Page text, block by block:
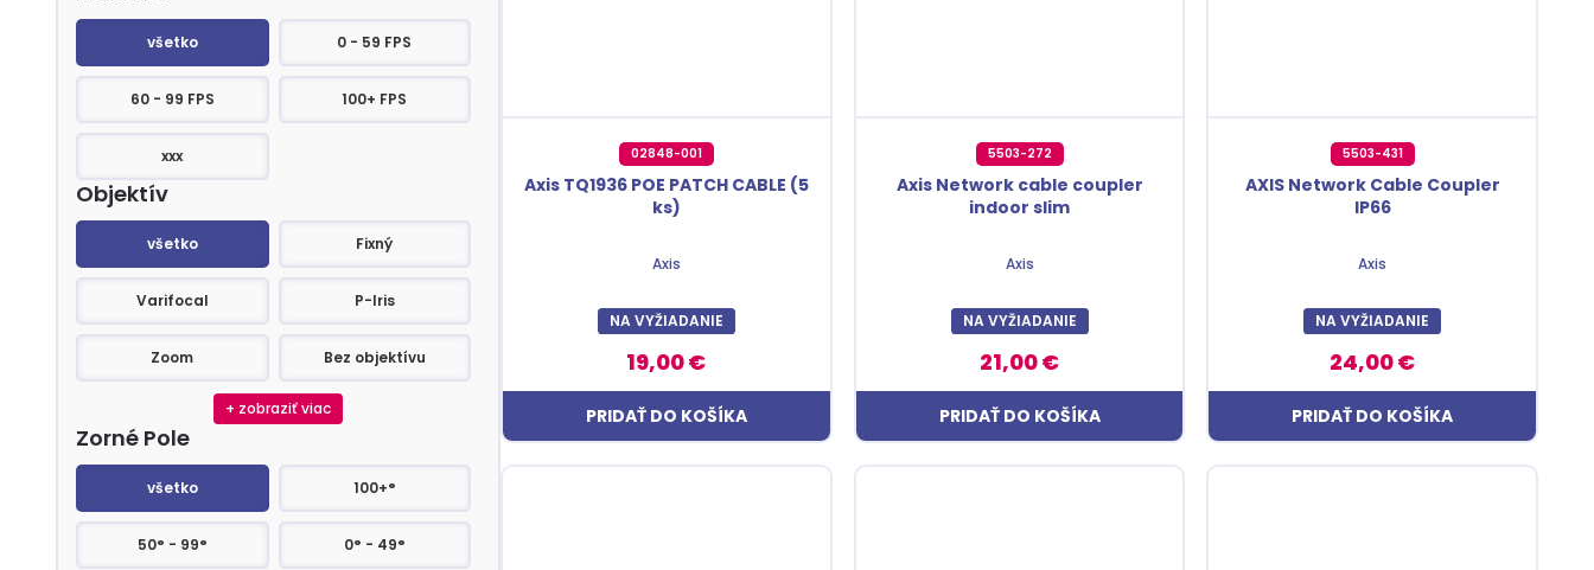
Max. FPSvšetko 0 - 59 FPS
60 - 99 FPS 100+ FPS
xxx
Objektív
Objektívvšetko Fixný
Varifocal P-Iris
Zoom Bez objektívu
+ zobraziť viac
Zorné Pole
Zorné Pole
všetko 100+°
50° - 99° 0° - 49°
02848-001
Axis TQ1936 POE PATCH CABLE (5
ks)
Axis
NA VYŽIADANIE
19,00 €
PRIDAŤ DO KOŠÍKA
5503-272
Axis Network cable coupler
indoor slim
Axis
NA VYŽIADANIE
21,00 €
PRIDAŤ DO KOŠÍKA
5503-431
AXIS Network Cable Coupler
IP66
Axis
NA VYŽIADANIE
24,00 €
PRIDAŤ DO KOŠÍKA